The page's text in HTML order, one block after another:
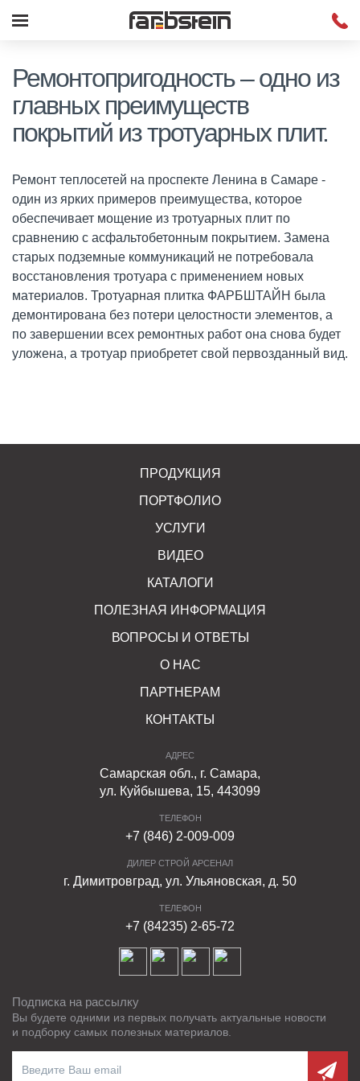
Ремонтопригодность – одно из
главных преимуществ
покрытий из тротуарных плит.
Ремонт теплосетей на проспекте Ленина в Самаре -
один из ярких примеров преимущества, которое
обеспечивает мощение из тротуарных плит по
сравнению с асфальтобетонным покрытием. Замена
старых подземные коммуникаций не потребовала
восстановления тротуара с применением новых
материалов. Тротуарная плитка ФАРБШТАЙН была
демонтирована без потери целостности элементов, а
по завершении всех ремонтных работ она снова будет
уложена, а тротуар приобретет свой первозданный вид.
ПРОДУКЦИЯ
ПОРТФОЛИО
УСЛУГИ
ВИДЕО
КАТАЛОГИ
ПОЛЕЗНАЯ ИНФОРМАЦИЯ
ВОПРОСЫ И ОТВЕТЫ
О НАС
ПАРТНЕРАМ
КОНТАКТЫ
АДРЕС
Самарская обл., г. Самара,
ул. Куйбышева, 15, 443099
ТЕЛЕФОН
+7 (846) 2-009-009
ДИЛЕР СТРОЙ АРСЕНАЛ
г. Димитровград, ул. Ульяновская, д. 50
ТЕЛЕФОН
+7 (84235) 2-65-72
Подписка на рассылку
Вы будете одними из первых получать актуальные новости
и подборку самых полезных материалов.